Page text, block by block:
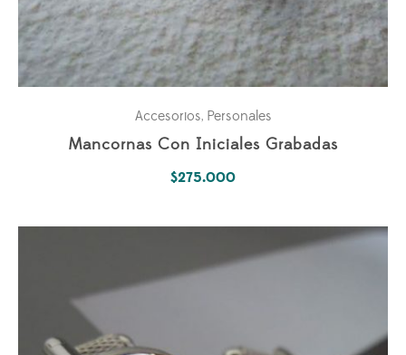
Accesorios, Personales
Mancornas Con Iniciales Grabadas
$275.000